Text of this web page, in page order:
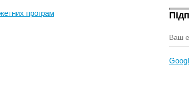
програм